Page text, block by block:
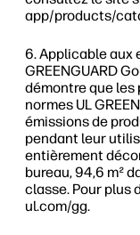
app/products/
Applicable aux
GREENGUARD
démontre que
normes UL
émissions de
pendant leur
entièrement
bureau, 94,6 m²
classe. Pour plus
ul.com/gg.